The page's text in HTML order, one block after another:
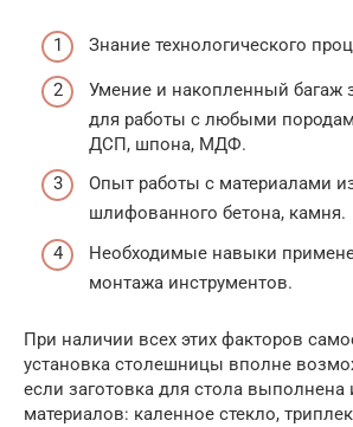
Знание технологического
Умение и накопленный багаж
для работы с любыми
ДСП, шпона, МДФ.
Опыт работы с материалами
шлифованного бетона, камня.
Необходимые навыки
монтажа инструментов.
При наличии всех этих факторов
установка столешницы вполне
если заготовка для стола
материалов: каленное стекло,